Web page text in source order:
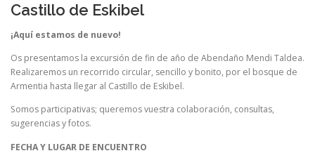
Castillo de Eskibel
¡Aquí estamos de nuevo!
Os presentamos la excursión de fin de año de Abendaño Mendi Taldea.
Realizaremos un recorrido circular, sencillo y bonito, por el bosque de
Armentia hasta llegar al Castillo de Eskibel.
Somos participativas; queremos vuestra colaboración, consultas,
sugerencias y fotos.
FECHA Y LUGAR DE ENCUENTRO